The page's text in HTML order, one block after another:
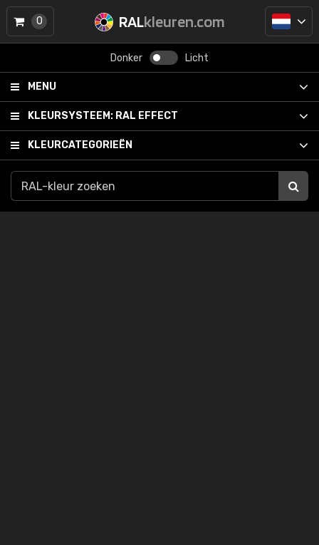
RALkleuren.com
Donker Licht
MENU
KLEURSYSTEEM: RAL EFFECT
KLEURCATEGORIEËN
0